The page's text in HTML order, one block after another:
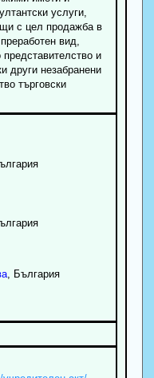
услуги,
с цел продажба в
вид,
и
други незабранени
търговски
, България